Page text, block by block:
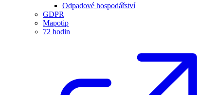
Odpadové hospodářství
GDPR
Mapotip
72 hodin